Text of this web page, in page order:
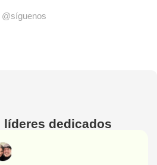
@síguenos
líderes dedicados